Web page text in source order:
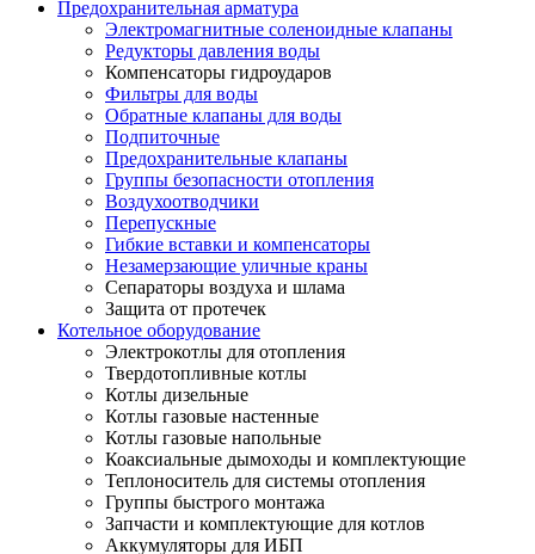
Предохранительная арматура
Электромагнитные соленоидные клапаны
Редукторы давления воды
Компенсаторы гидроударов
Фильтры для воды
Обратные клапаны для воды
Подпиточные
Предохранительные клапаны
Группы безопасности отопления
Воздухоотводчики
Перепускные
Гибкие вставки и компенсаторы
Незамерзающие уличные краны
Сепараторы воздуха и шлама
Защита от протечек
Котельное оборудование
Электрокотлы для отопления
Твердотопливные котлы
Котлы дизельные
Котлы газовые настенные
Котлы газовые напольные
Коаксиальные дымоходы и комплектующие
Теплоноситель для системы отопления
Группы быстрого монтажа
Запчасти и комплектующие для котлов
Аккумуляторы для ИБП